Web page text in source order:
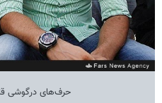
حرف‌های درگوشی